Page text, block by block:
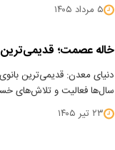
۵ مرداد ۱۴۰۵
خاله عصمت؛ قدیمی‌ترین
دنیای معدن: قدیمی‌ترین
سال‌ها فعالیت و تلاش‌های
۲۳ تیر ۱۴۰۵